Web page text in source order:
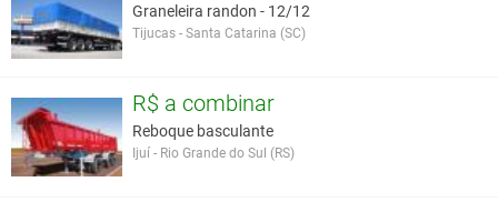
Graneleira randon - 12/12
Tijucas - Santa Catarina (SC)
R$ a combinar
Reboque basculante
Ijuí - Rio Grande do Sul (RS)